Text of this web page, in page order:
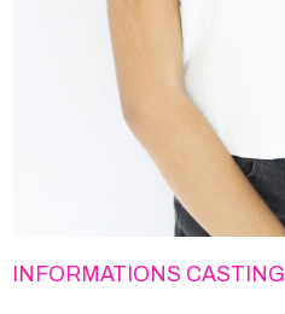
INFORMATIONS CASTING